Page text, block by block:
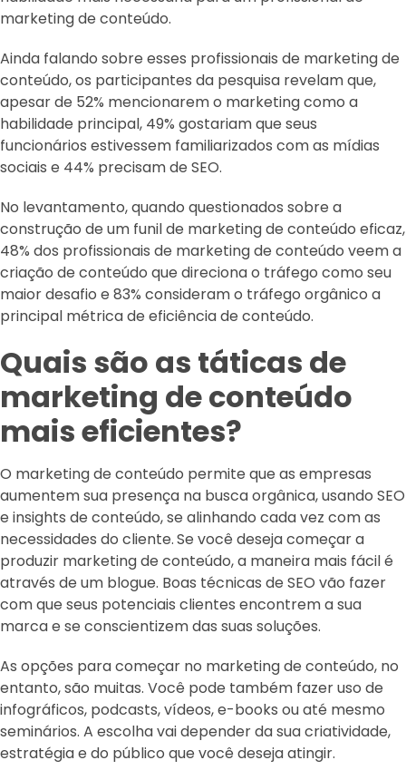
marketing de conteúdo.
Ainda falando sobre esses profissionais de marketing de
conteúdo, os participantes da pesquisa revelam que,
apesar de 52% mencionarem o marketing como a
habilidade principal, 49% gostariam que seus
funcionários estivessem familiarizados com as mídias
sociais e 44% precisam de SEO.
No levantamento, quando questionados sobre a
construção de um funil de marketing de conteúdo eficaz,
48% dos profissionais de marketing de conteúdo veem a
criação de conteúdo que direciona o tráfego como seu
maior desafio e 83% consideram o tráfego orgânico a
principal métrica de eficiência de conteúdo.
Quais são as táticas de
marketing de conteúdo
mais eficientes?
O marketing de conteúdo permite que as empresas
aumentem sua presença na busca orgânica, usando SEO
e insights de conteúdo, se alinhando cada vez com as
necessidades do cliente.Se você deseja começar a
produzir marketing de conteúdo, a maneira mais fácil é
através de um blogue. Boas técnicas de SEO vão fazer
com que seus potenciais clientes encontrem a sua
marca e se conscientizem das suas soluções.
As opções para começar no marketing de conteúdo, no
entanto, são muitas. Você pode também fazer uso de
infográficos, podcasts, vídeos, e-books ou até mesmo
seminários. A escolha vai depender da sua criatividade,
estratégia e do público que você deseja atingir.